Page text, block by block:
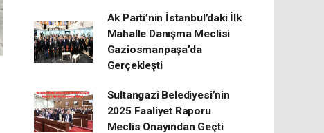
Ak Parti’nin İstanbul’daki İlk
Mahalle Danışma Meclisi
Gaziosmanpaşa’da
Gerçekleşti
Sultangazi Belediyesi’nin
2025 Faaliyet Raporu
Meclis Onayından Geçti